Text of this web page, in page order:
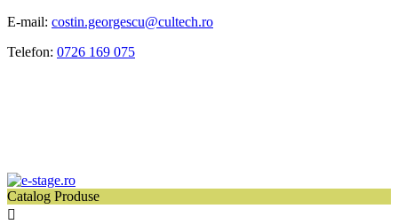
E-mail: costin.georgescu@cultech.ro
Telefon: 0726 169 075
Catalog Produse
